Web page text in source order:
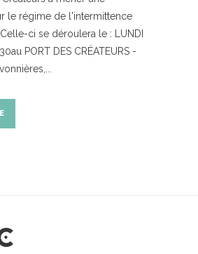
le régime de l'intermittence
ci se déroulera le : LUNDI
PORT DES CRÉATEURS -